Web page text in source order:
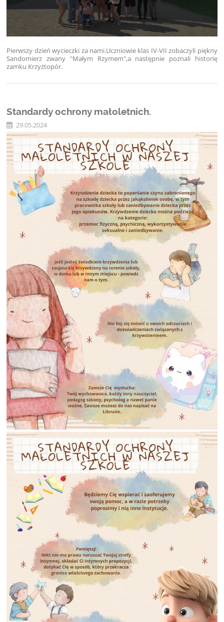
Pierwszy dzień wycieczki za nami.Uczniowie klas IV-VII zobaczyli piękny
Sandomierz zwany "Małym Rzymem",a następnie poznali historię
zamku Krzyżtopór.
Standardy ochrony małoletnich.
29.05.2024